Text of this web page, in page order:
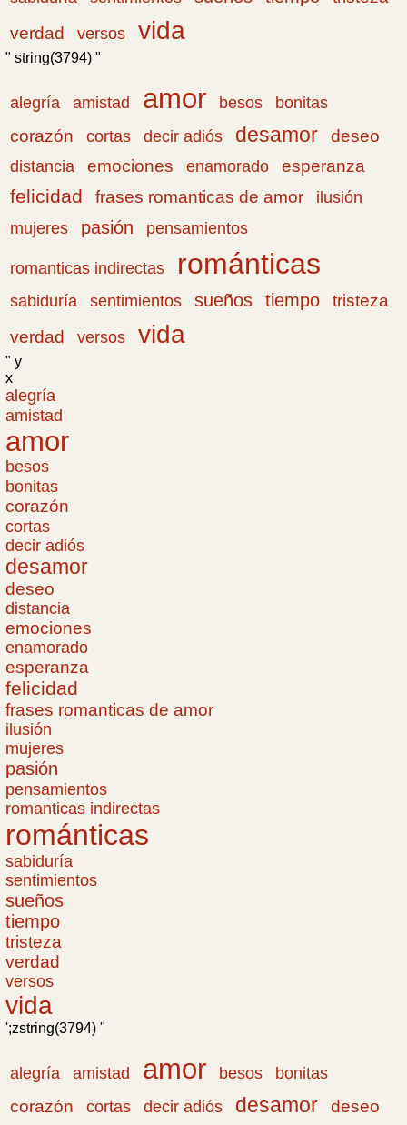
verdad
versos vida
" string(3794) "
alegría amistad amor besos
bonitas
corazón
cortas decir adiós desamor deseo
distancia emociones enamorado esperanza
felicidad frases romanticas de amor
ilusión
mujeres
pasión pensamientos
romanticas indirectas románticas
sabiduría sentimientos sueños tiempo
tristeza
verdad
versos vida
" y
x
alegría
amistad
amor
besos
bonitas
corazón
cortas
decir adiós
desamor
deseo
distancia
emociones
enamorado
esperanza
felicidad
frases romanticas de amor
ilusión
mujeres
pasión
pensamientos
romanticas indirectas
románticas
sabiduría
sentimientos
sueños
tiempo
tristeza
verdad
versos
vida
';zstring(3794) "
alegría amistad amor besos
bonitas
corazón
cortas decir adiós desamor deseo